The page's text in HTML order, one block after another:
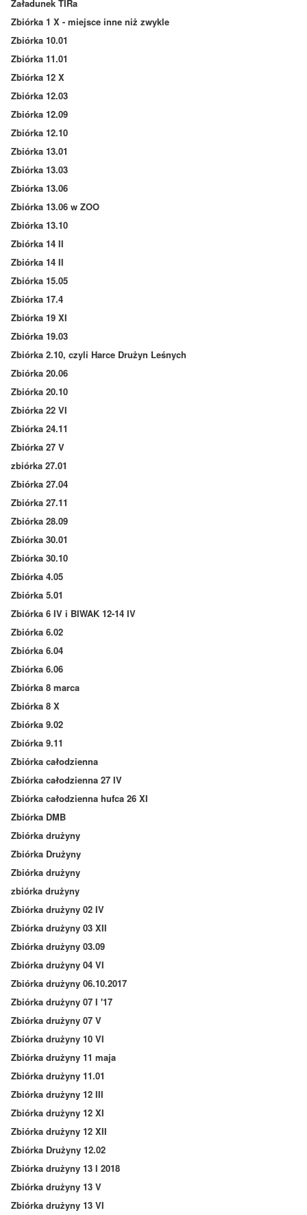
Załadunek TIRa
Zbiórka 1 X - miejsce inne niż zwykle
Zbiórka 10.01
Zbiórka 11.01
Zbiórka 12 X
Zbiórka 12.03
Zbiórka 12.09
Zbiórka 12.10
Zbiórka 13.01
Zbiórka 13.03
Zbiórka 13.06
Zbiórka 13.06 w ZOO
Zbiórka 13.10
Zbiórka 14 II
Zbiórka 14 II
Zbiórka 15.05
Zbiórka 17.4
Zbiórka 19 XI
Zbiórka 19.03
Zbiórka 2.10, czyli Harce Drużyn Leśnych
Zbiórka 20.06
Zbiórka 20.10
Zbiórka 22 VI
Zbiórka 24.11
Zbiórka 27 V
zbiórka 27.01
Zbiórka 27.04
Zbiórka 27.11
Zbiórka 28.09
Zbiórka 30.01
Zbiórka 30.10
Zbiórka 4.05
Zbiórka 5.01
Zbiórka 6 IV i BIWAK 12-14 IV
Zbiórka 6.02
Zbiórka 6.04
Zbiórka 6.06
Zbiórka 8 marca
Zbiórka 8 X
Zbiórka 9.02
Zbiórka 9.11
Zbiórka całodzienna
Zbiórka całodzienna 27 IV
Zbiórka całodzienna hufca 26 XI
Zbiórka DMB
Zbiórka drużyny
Zbiórka Drużyny
Zbiórka drużyny
zbiórka drużyny
Zbiórka drużyny 02 IV
Zbiórka drużyny 03 XII
Zbiórka drużyny 03.09
Zbiórka drużyny 04 VI
Zbiórka drużyny 06.10.2017
Zbiórka drużyny 07 I '17
Zbiórka drużyny 07 V
Zbiórka drużyny 10 VI
Zbiórka drużyny 11 maja
Zbiórka drużyny 11.01
Zbiórka drużyny 12 III
Zbiórka drużyny 12 XI
Zbiórka drużyny 12 XII
Zbiórka Drużyny 12.02
Zbiórka drużyny 13 I 2018
Zbiórka drużyny 13 V
Zbiórka drużyny 13 VI